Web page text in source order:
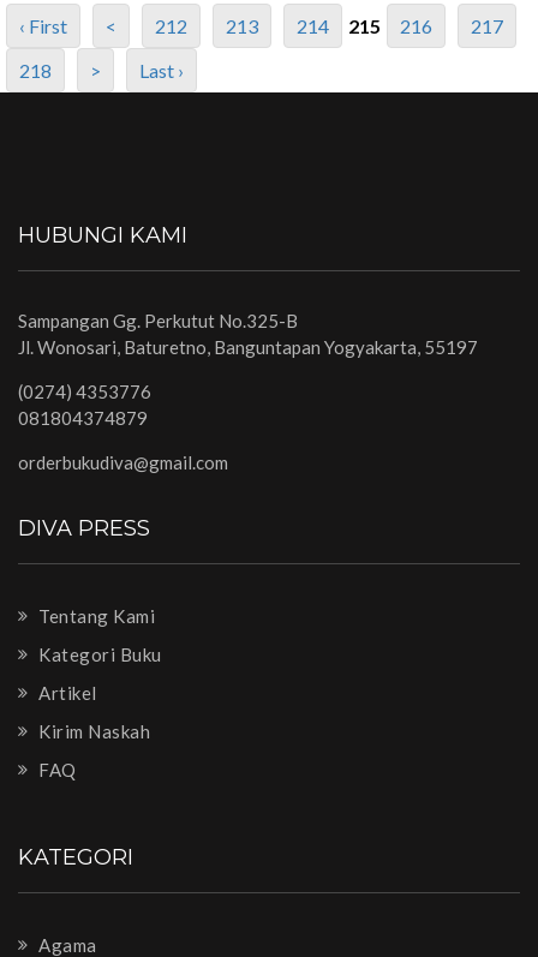
‹ First < 212 213 214 215 216
217
218
> Last ›
HUBUNGI KAMI
Sampangan Gg. Perkutut No.325-B
Jl. Wonosari, Baturetno, Banguntapan Yogyakarta, 55197
(0274) 4353776
081804374879
orderbukudiva@gmail.com
DIVA PRESS
Tentang Kami
Kategori Buku
Artikel
Kirim Naskah
FAQ
KATEGORI
Agama